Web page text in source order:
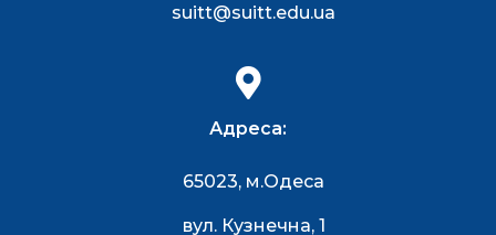
suitt@suitt.edu.ua
Адреса:
65023, м.Одеса
вул. Кузнечна, 1